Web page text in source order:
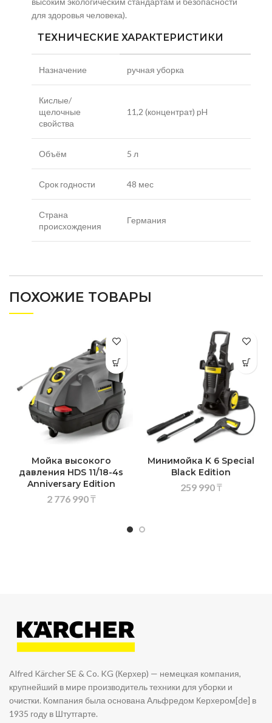
для здоровья человека).
ТЕХНИЧЕСКИЕ ХАРАКТЕРИСТИКИ
Назначение ручная уборка
Кислые/
щелочные
свойства
11,2 (концентрат) pH
Объём 5 л
Срок годности 48 мес
Страна
происхождения
Германия
ПОХОЖИЕ ТОВАРЫ
Мойка высокого
давления HDS 11/18-4s
Anniversary Edition
2 776 990₸
Минимойка K 6 Special
Black Edition
259 990₸
Alfred Kärcher SE & Co. KG (Керхер) — немецкая компания,
крупнейший в мире производитель техники для уборки и
очистки. Компания была основана Альфредом Керхером[de] в
1935 году в Штутгарте.